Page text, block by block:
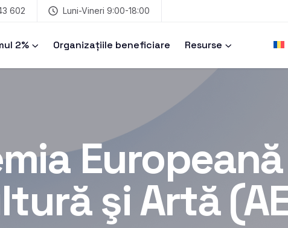
602 Luni-Vineri 9:00-18:00
2% Organizațiile beneficiare Resurse
şi Artă